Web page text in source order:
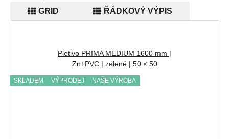
GRID
ŘÁDKOVÝ VÝPIS
Pletivo PRIMA MEDIUM 1600 mm |
Zn+PVC | zelené | 50 × 50
SKLADEM VÝPRODEJ NAŠE VÝROBA